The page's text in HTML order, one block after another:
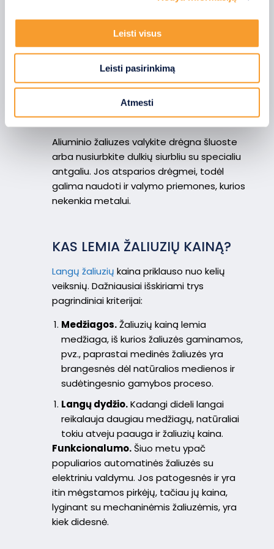
bei skelbimus, teikti visuomeninės medijos funkcijas ir
analizuoti srautą. Be to, svetainės naudojimo informaciją
bendriname su visuomeninės medijos, reklamavimo ir
analizės partneriais, kurie gali ją pridėti prie kitos jūsų
pateiktos arba naudojant paslaugas surinktos
informacijos.
Leisti visus
Leisti pasirinkimą
Atmesti
KAIP PRIŽIŪRĖTI ALIUMININES
ŽALIUZES?
Aliuminio žaliuzes valykite drėgna šluoste
arba nusiurbkite dulkių siurbliu su specialiu
antgaliu. Jos atsparios drėgmei, todėl
galima naudoti ir valymo priemones, kurios
nekenkia metalui.
KAS LEMIA ŽALIUZIŲ KAINĄ?
Langų žaliuzių kaina priklauso nuo kelių
veiksnių. Dažniausiai išskiriami trys
pagrindiniai kriterijai:
Medžiagos.Žaliuzių kainą lemia
medžiaga, iš kurios žaliuzės gaminamos,
pvz., paprastai medinės žaliuzės yra
brangesnės dėl natūralios medienos ir
sudėtingesnio gamybos proceso.
Langų dydžio.Kadangi dideli langai
reikalauja daugiau medžiagų, natūraliai
tokiu atveju paauga ir žaliuzių kaina.
Funkcionalumo. Šiuo metu ypač
populiarios automatinės žaliuzės su
elektriniu valdymu. Jos patogesnės ir yra
itin mėgstamos pirkėjų, tačiau jų kaina,
lyginant su mechaninėmis žaliuzėmis, yra
kiek didesnė.